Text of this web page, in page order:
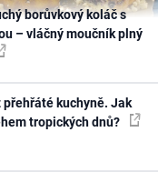
borůvkový koláč s
– vláčný moučník plný
přehřáté kuchyně. Jak
tropických dnů?